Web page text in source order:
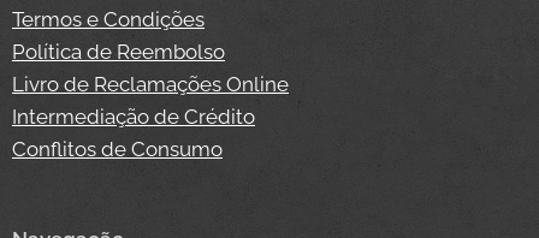
Termos e Condições
Política de Reembolso
Livro de Reclamações Online
Intermediação de Crédito
Conflitos de Consumo